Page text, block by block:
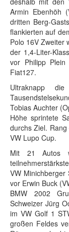
Armin Ebenhöh
dritten Berg-
flankierten auf
Polo 16V Zweiter
der 1,4-Liter-
vor Philipp
Fiat127.
Ultraknapp
Tobias Auchter
Höhe sprintete
durchs Ziel.
VW Lupo Cup.
Mit 21 Autos
VW Minichberger
vor Erwin Buck
BMW 2002
Schweizer Jürg
im VW Golf 1
großen Feldes